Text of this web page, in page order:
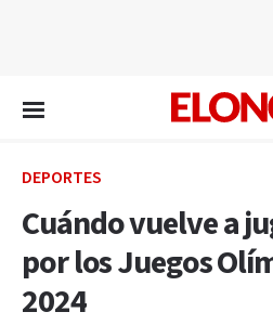
DEPORTES
Cuándo vuelve a
por los Juegos
2024